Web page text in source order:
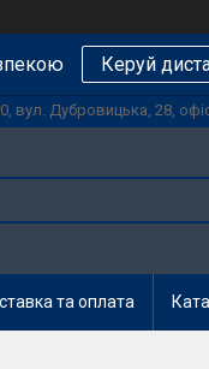
Керуй
вул. Дубровицька, 28,
та оплата